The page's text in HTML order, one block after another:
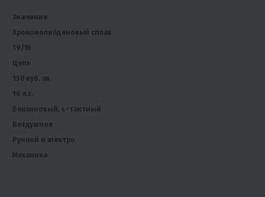
Значение
Хромомолибденовый сплав
19/16
Цепь
150 куб. см
16 л.с.
Бензиновый, 4-тактный
Воздушное
Ручной и электро
Механика